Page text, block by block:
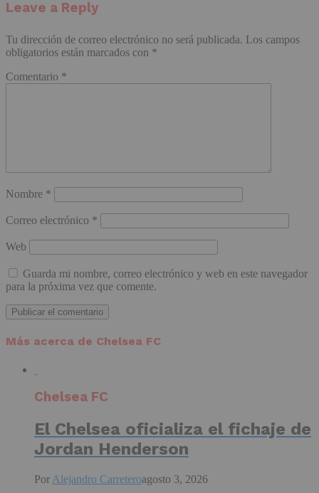
Leave a Reply
Tu dirección de correo electrónico no será publicada. Los campos
obligatorios están marcados con *
Comentario *
Nombre *
Correo electrónico *
Web
Guarda mi nombre, correo electrónico y web en este navegador
para la próxima vez que comente.
Más acerca de Chelsea FC
Chelsea FC
El Chelsea oficializa el fichaje de
Jordan Henderson
Por Alejandro Carreteroagosto 3, 2026